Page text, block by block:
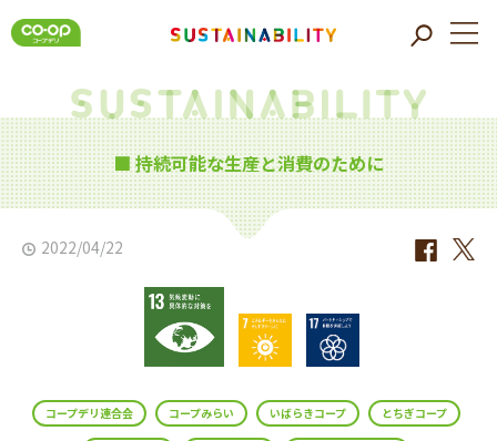
■ 持続可能な生産と消費のために
2022/04/22
コープデリ連合会 コープみらい いばらきコープ とちぎコープ